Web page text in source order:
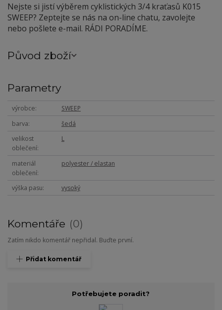
Nejste si jistí výběrem cyklistických 3/4 kraťasů K015
SWEEP? Zeptejte se nás na on-line chatu, zavolejte
nebo pošlete e-mail. RÁDI PORADÍME.
Původ zboží
Parametry
výrobce
SWEEP
barva
šedá
velikost
oblečení
L
materiál
oblečení
polyester / elastan
výška pasu vysoký
Komentáře 0
Zatím nikdo komentář nepřidal. Buďte první.
Přidat komentář
Potřebujete poradit?